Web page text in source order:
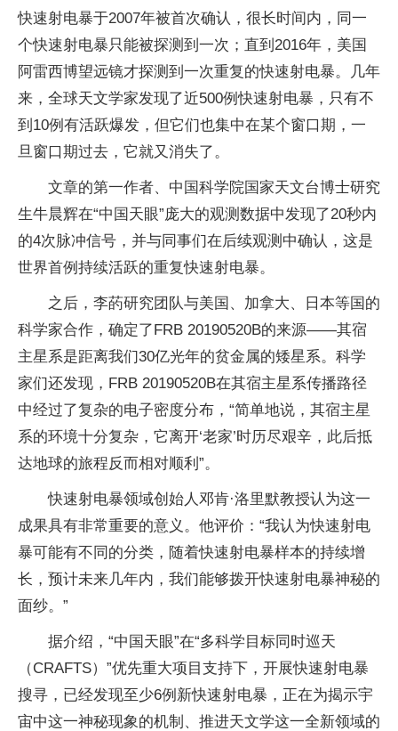
快速射电暴于2007年被首次确认，很长时间内，同一
个快速射电暴只能被探测到一次；直到2016年，美国
阿雷西博望远镜才探测到一次重复的快速射电暴。几年
来，全球天文学家发现了近500例快速射电暴，只有不
到10例有活跃爆发，但它们也集中在某个窗口期，一
旦窗口期过去，它就又消失了。
文章的第一作者、中国科学院国家天文台博士研究
生牛晨辉在“中国天眼”庞大的观测数据中发现了20秒内
的4次脉冲信号，并与同事们在后续观测中确认，这是
世界首例持续活跃的重复快速射电暴。
之后，李菂研究团队与美国、加拿大、日本等国的
科学家合作，确定了FRB 20190520B的来源——其宿
主星系是距离我们30亿光年的贫金属的矮星系。科学
家们还发现，FRB 20190520B在其宿主星系传播路径
中经过了复杂的电子密度分布，“简单地说，其宿主星
系的环境十分复杂，它离开‘老家’时历尽艰辛，此后抵
达地球的旅程反而相对顺利”。
快速射电暴领域创始人邓肯·洛里默教授认为这一
成果具有非常重要的意义。他评价：“我认为快速射电
暴可能有不同的分类，随着快速射电暴样本的持续增
长，预计未来几年内，我们能够拨开快速射电暴神秘的
面纱。”
据介绍，“中国天眼”在“多科学目标同时巡天
（CRAFTS）”优先重大项目支持下，开展快速射电暴
搜寻，已经发现至少6例新快速射电暴，正在为揭示宇
宙中这一神秘现象的机制、推进天文学这一全新领域的